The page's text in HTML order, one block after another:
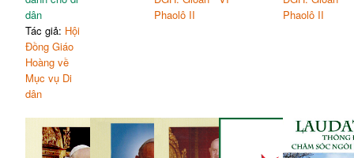
dân
Tác giả: Hội
Đồng Giáo
Hoàng về
Mục vụ Di
dân
Phaolô II
Phaolô II